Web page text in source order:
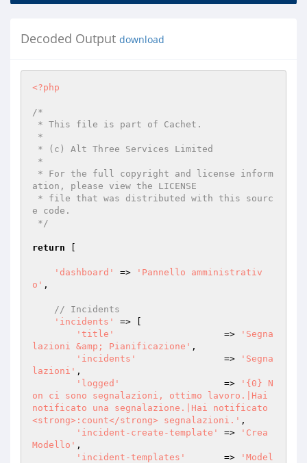
Decoded Output download
<?php
/*
ation, please view the LICENSE
e code.
*/
return
'dashboard' =>
'Pannello amministrativ
o' ,
// Incidents
'incidents'
=> [
'title'
                    =>
'Segna
lazioni &amp; Pianificazione' ,
'incidents'
                =>
'Segna
lazioni' ,
'logged'
                   =>
'{0} N
on ci sono segnalazioni, ottimo lavoro.|Hai
notificato una segnalazione.|Hai notificato
<strong>:count</strong> segnalazioni.' ,
'incident-create-template'
=>
'Crea
Modello' ,
'incident-templates'
       =>
'Model